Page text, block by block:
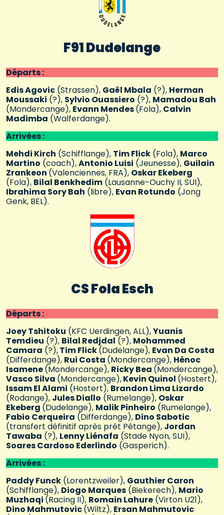
F91 Dudelange
Départs :
Edis Agovic (Strassen), Gaël Mbala (?), Herman
Moussaki (?), Sylvio Ouassiero (?), Mamadou Bah
(Mondercange), Evann Mendes(Fola), Calvin
Madimba (Walferdange).
Arrivées :
Mehdi Kirch (Schifflange), Tim Flick (Fola), Marco
Martino (coach),Antonio Luisi (Jeunesse), Guilain
Zrankeon (Valenciennes, FRA), Oskar Ekeberg
(Fola), Bilal Benkhedim (Lausanne-Ouchy II, SUI),
Ibrahima Sory Bah (libre), Evan Rotundo (Jong
Genk, BEL).
CS Fola Esch
Départs :
Joey Tshitoku (KFC Uerdingen, ALL),Yuanis
Temdieu (?), Bilal Redjdal (?), Mohammed
Camara (?),Tim Flick(Dudelange), Evan Da Costa
(Differdange), Rui Costa (Mondercange), Hénoc
Isamene(Mondercange), Ricky Bea (Mondercange),
Vasco Silva (Mondercange),Kevin Quinol (Hostert),
Issam El Alami (Hostert), Brandon Lima Lizardo
(Rodange), Jules Diallo (Rumelange), Oskar
Ekeberg (Dudelange), Malik Pinheiro (Rumelange),
Fabio Cerqueira (Differdange), Dino Sabotic
(transfert définitif après prêt Pétange), Jordan
Tawaba (?), Lenny Liénafa (Stade Nyon, SUI),
Soares Cardoso Ederlindo (Gasperich).
Arrivées :
Paddy Funck (Lorentzweiler), Gauthier Caron
(Schifflange), Diogo Marques (Biekerech), Mario
Muzhaqi (Racing II), Romain Lahure (Virton U21),
Dino Mahmutovic(Wiltz), Ersan Mahmutovic